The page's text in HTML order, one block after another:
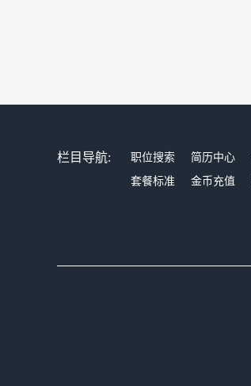
栏目导航: 职位搜索 简历中心
套餐标准
金币充值